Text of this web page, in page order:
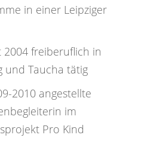
in einer Leipziger
2004 freiberuflich in
und Taucha tätig
2010 angestellte
im
Pro Kind